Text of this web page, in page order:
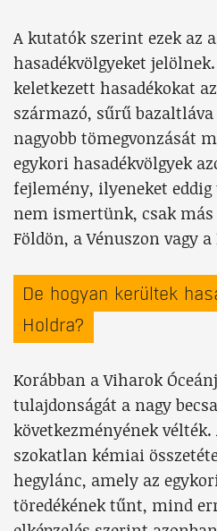
A kutatók szerint ezek az
hasadékvölgyeket
keletkezett hasadékokat
származó, sűrű
nagyobb tömegvonzását
egykori hasadékvölgyek
fejlemény, ilyeneket
nem ismertünk, csak
Földön, a Vénuszon vagy
De hogyan kerültek
Holdra?
Korábban a Viharok
tulajdonságát a nagy
következményének vélték.
szokatlan kémiai
hegylánc, amely az
töredékének tűnt, mind